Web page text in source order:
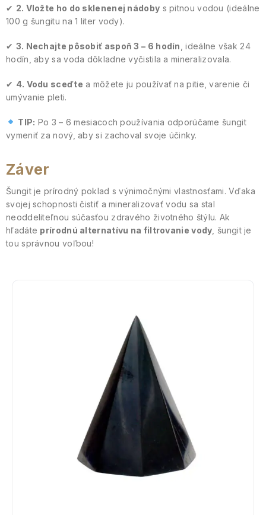
✔ 2. Vložte ho do sklenenej nádoby s pitnou vodou (ideálne
100 g šungitu na 1 liter vody).
✔ 3. Nechajte pôsobiť aspoň 3 – 6 hodín , ideálne však 24
hodín, aby sa voda dôkladne vyčistila a mineralizovala.
✔ 4. Vodu sceďte a môžete ju používať na pitie, varenie či
umývanie pleti.
TIP: Po 3 – 6 mesiacoch používania odporúčame šungit
vymeniť za nový, aby si zachoval svoje účinky.
Záver
Šungit je prírodný poklad s výnimočnými vlastnosťami. Vďaka
svojej schopnosti čistiť a mineralizovať vodu sa stal
neoddeliteľnou súčasťou zdravého životného štýlu. Ak
hľadáte prírodnú alternatívu na filtrovanie vody , šungit je
tou správnou voľbou!